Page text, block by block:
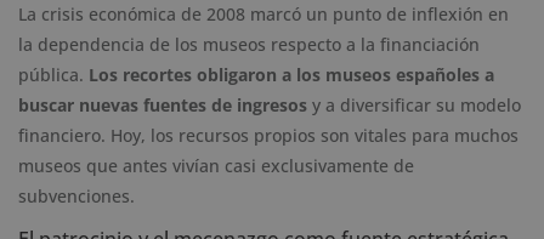
La crisis económica de 2008 marcó un punto de inflexión en
la dependencia de los museos respecto a la financiación
pública. Los recortes obligaron a los museos españoles a
buscar nuevas fuentes de ingresos y a diversificar su modelo
financiero. Hoy, los recursos propios son vitales para muchos
museos que antes vivían casi exclusivamente de
subvenciones.